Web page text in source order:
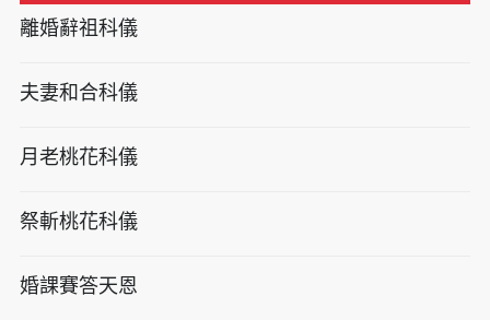
離婚辭祖科儀
夫妻和合科儀
月老桃花科儀
祭斬桃花科儀
婚課賽答天恩